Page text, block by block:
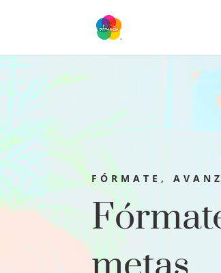
FÓRMATE,